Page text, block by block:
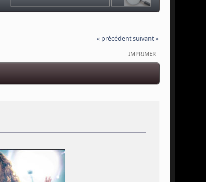
« précédentsuivant »
IMPRIMER